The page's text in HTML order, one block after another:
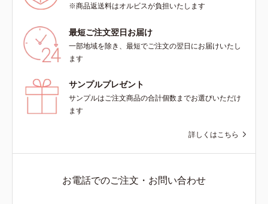
※商品返送料はオルビスが負担いたします
最短ご注文翌日お届け
一部地域を除き、最短でご注文の翌日にお届けいたし
ます
サンプルプレゼント
サンプルはご注文商品の合計個数までお選びいただけ
ます
詳しくはこちら
お電話でのご注文・お問い合わせ